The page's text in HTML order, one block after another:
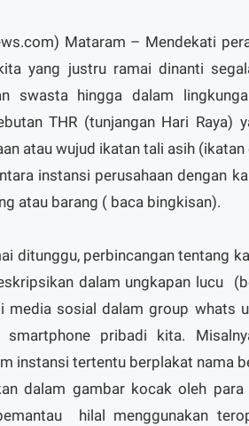
Mataram – Mendekati
yang justru ramai dinanti
swasta hingga dalam
THR (tunjangan Hari Raya)
atau wujud ikatan tali asih
instansi perusahaan dengan
atau barang ( baca bingkisan).
ditunggu, perbincangan tentang
dalam ungkapan lucu
media sosial dalam group whats
pribadi kita.
instansi tertentu berplakat nama
dalam gambar kocak oleh
hilal menggunakan